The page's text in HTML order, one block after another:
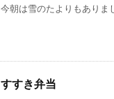
今朝は雪のたよりもありま
すすき弁当